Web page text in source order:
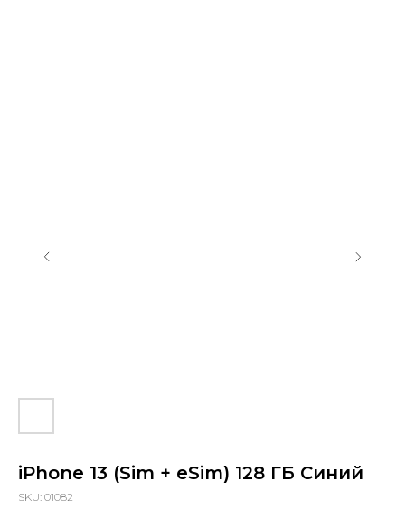
iPhone 13 (Sim + eSim) 128 ГБ Синий
SKU: 01082